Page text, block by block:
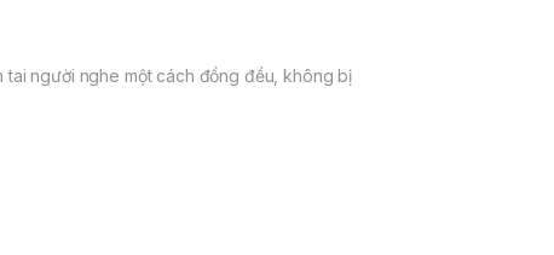
tai người nghe một cách đồng đều, không bị